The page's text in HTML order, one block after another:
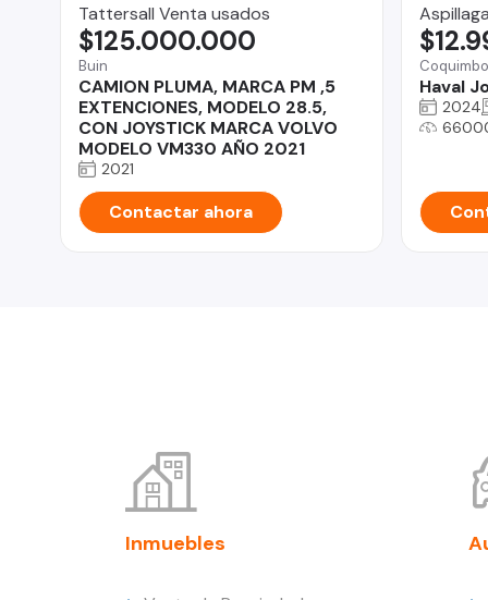
Tattersall Venta usados
Buin
CAMION PLUMA, MARCA PM ,5
EXTENCIONES, MODELO 28.5,
CON JOYSTICK MARCA VOLVO
MODELO VM330 AÑO 2021
$125.000.000
2021
Contactar ahora
Coquimbo
Haval
2024
Inmuebles